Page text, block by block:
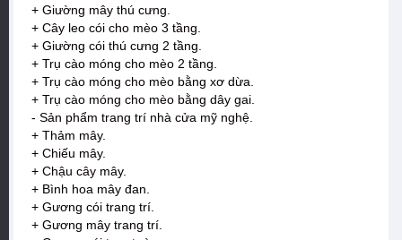
+ Giường mây thú cưng.
+ Cây leo cói cho mèo 3 tầng.
+ Giường cói thú cưng 2 tầng.
+ Trụ cào móng cho mèo 2 tầng.
+ Trụ cào móng cho mèo bằng xơ dừa.
+ Trụ cào móng cho mèo bằng dây gai.
- Sản phẩm trang trí nhà cửa mỹ nghệ.
+ Thảm mây.
+ Chiếu mây.
+ Chậu cây mây.
+ Bình hoa mây đan.
+ Gương cói trang trí.
+ Gương mây trang trí.